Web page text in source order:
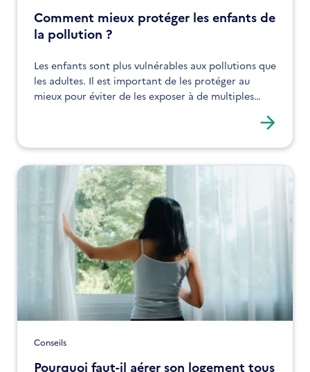
Comment mieux protéger les enfants de
la pollution ?
Les enfants sont plus vulnérables aux pollutions que
les adultes. Il est important de les protéger au
mieux pour éviter de les exposer à de multiples
Conseils
Pourquoi faut-il aérer son logement tous